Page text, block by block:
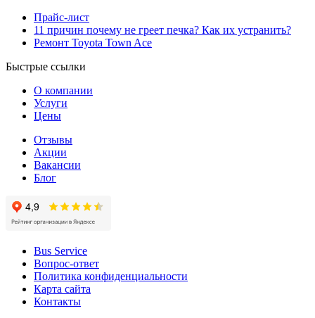
Прайс-лист
11 причин почему не греет печка? Как их устранить?
Ремонт Toyota Town Ace
Быстрые ссылки
О компании
Услуги
Цены
Отзывы
Акции
Вакансии
Блог
Bus Service
Вопрос-ответ
Политика конфиденциальности
Карта сайта
Контакты